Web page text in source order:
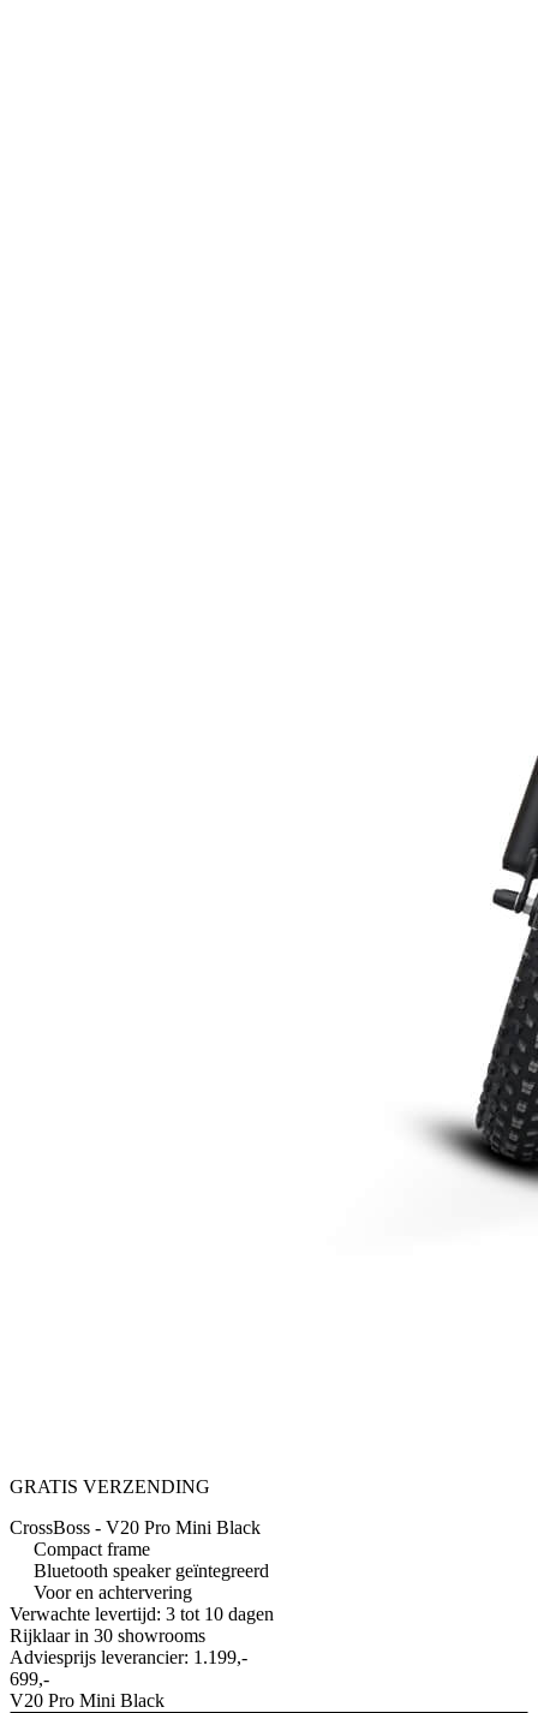
GRATIS VERZENDING
CrossBoss - V20 Pro Mini Black
Compact frame
Bluetooth speaker geïntegreerd
Voor en achtervering
Verwachte levertijd: 3 tot 10 dagen
Rijklaar in 30 showrooms
Adviesprijs leverancier: 1.199,-
699,-
V20 Pro Mini Black